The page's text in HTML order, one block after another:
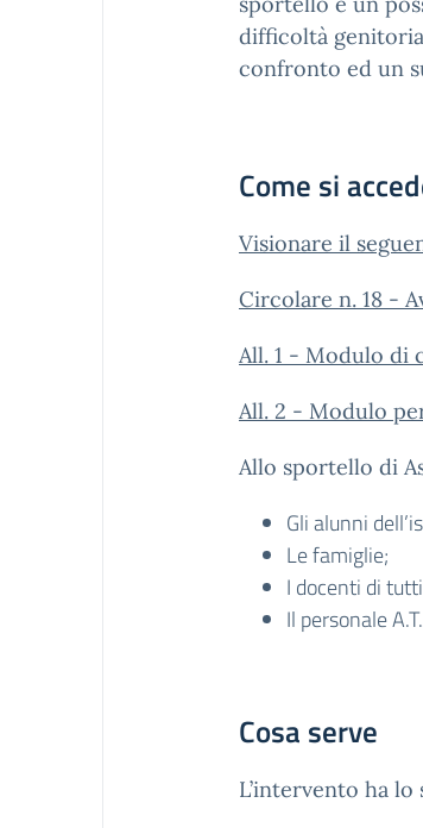
difficoltà
confronto ed un
Come si
Visionare il
Circolare n. 18 -
All. 1 - Modulo di
All. 2 - Modulo
Allo sportello di
Gli alunni
Le famiglie;
I docenti di
Il personale
Cosa serve
L’intervento ha lo